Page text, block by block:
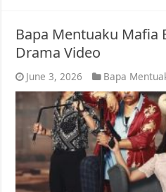
Bapa Mentuaku Mafia
Drama Video
June 3, 2026 Bapa